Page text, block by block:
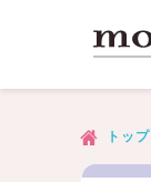
トップ